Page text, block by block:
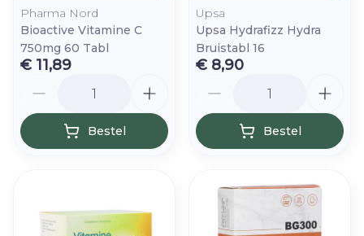
Pharma Nord
Bioactive Vitamine C
750mg 60 Tabl
€ 11,89
Bestel
Upsa
Upsa Hydrafizz Hydra
Bruistabl 16
€ 8,90
Bestel